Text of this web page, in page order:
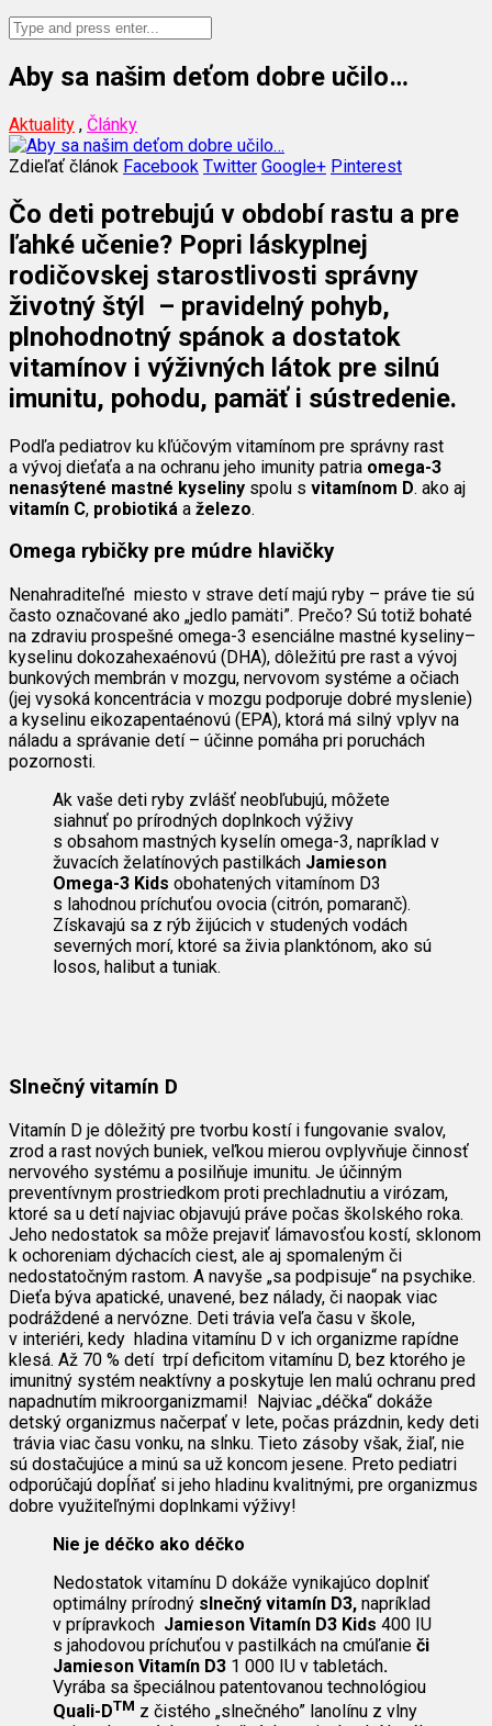
Aby sa našim deťom dobre učilo…
Aktuality , Články
Zdieľať článok Facebook Twitter Google+ Pinterest
Čo deti potrebujú v období rastu a pre
ľahké učenie? Popri láskyplnej
rodičovskej starostlivosti správny
životný štýl – pravidelný pohyb,
plnohodnotný spánok a dostatok
vitamínov i výživných látok pre silnú
imunitu, pohodu, pamäť i sústredenie.
Podľa pediatrov ku kľúčovým vitamínom pre správny rast
a vývoj dieťaťa a na ochranu jeho imunity patria omega-3
nenasýtené mastné kyseliny spolu s vitamínom D. ako aj
vitamín C, probiotiká a železo.
Omega rybičky pre múdre hlavičky
Nenahraditeľné miesto v strave detí majú ryby – práve tie sú
často označované ako „jedlo pamäti”. Prečo? Sú totiž bohaté
na zdraviu prospešné omega-3 esenciálne mastné kyseliny–
kyselinu dokozahexaénovú (DHA), dôležitú pre rast a vývoj
bunkových membrán v mozgu, nervovom systéme a očiach
(jej vysoká koncentrácia v mozgu podporuje dobré myslenie)
a kyselinu eikozapentaénovú (EPA), ktorá má silný vplyv na
náladu a správanie detí – účinne pomáha pri poruchách
pozornosti.
Ak vaše deti ryby zvlášť neobľubujú, môžete
siahnuť po prírodných doplnkoch výživy
s obsahom mastných kyselín omega-3, napríklad v
žuvacích želatínových pastilkách Jamieson
Omega-3 Kids obohatených vitamínom D3
s lahodnou príchuťou ovocia (citrón, pomaranč).
Získavajú sa z rýb žijúcich v studených vodách
severných morí, ktoré sa živia planktónom, ako sú
losos, halibut a tuniak.
Slnečný vitamín D
Vitamín D je dôležitý pre tvorbu kostí i fungovanie svalov,
zrod a rast nových buniek, veľkou mierou ovplyvňuje činnosť
nervového systému a posilňuje imunitu. Je účinným
preventívnym prostriedkom proti prechladnutiu a virózam,
ktoré sa u detí najviac objavujú práve počas školského roka.
Jeho nedostatok sa môže prejaviť lámavosťou kostí, sklonom
k ​​ochoreniam dýchacích ciest, ale aj spomaleným či
nedostatočným rastom. A navyše „sa podpisuje“ na psychike.
Dieťa býva apatické, unavené, bez nálady, či naopak viac
podráždené a nervózne. Deti trávia veľa času v škole,
v interiéri, kedy hladina vitamínu D v ich organizme rapídne
klesá. Až 70 % detí trpí deficitom vitamínu D, bez ktorého je
imunitný systém neaktívny a poskytuje len malú ochranu pred
napadnutím mikroorganizmami! Najviac „déčka“ dokáže
detský organizmus načerpať v lete, počas prázdnin, kedy deti
trávia viac času vonku, na slnku. Tieto zásoby však, žiaľ, nie
sú dostačujúce a minú sa už koncom jesene. Preto pediatri
odporúčajú dopĺňať si jeho hladinu kvalitnými, pre organizmus
dobre využiteľnými doplnkami výživy!
Nie je déčko ako déčko
Nedostatok vitamínu D dokáže vynikajúco doplniť
optimálny prírodný slnečný vitamín D3, napríklad
v prípravkoch Jamieson Vitamín D3 Kids 400 IU
s jahodovou príchuťou v pastilkách na cmúľanie či
Jamieson Vitamín D3 1 000 IU v tabletách.
Vyrába sa špeciálnou patentovanou technológiou
Quali-DTM z čistého „slnečného” lanolínu z vlny